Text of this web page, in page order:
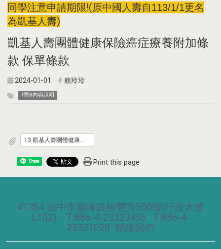
同學注意申請期限!(原中國人壽自113/1/1更名
為凱基人壽)
凱基人壽團體健康保險癌症療養附加條
款 保單條款
2024-01-01 賴玲玲
理賠內容說明
Share Print this page
41354 台中市霧峰區柳豐路500號(行政大樓
L102) T:886-4-23323456 F:886-4-
23321028 聯絡我們